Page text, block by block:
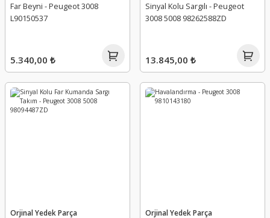
Far Beyni - Peugeot 3008
L90150537
5.340,00 ₺
Sinyal Kolu Sargılı - Peugeot
3008 5008 98262588ZD
13.845,00 ₺
Orjinal Yedek Parça Orjinal Yedek Parça